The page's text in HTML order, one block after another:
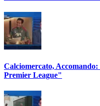
Calciomercato,
Premier League"